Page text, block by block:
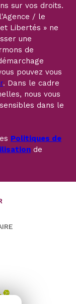
sur vos droits.
/ le
Libertés » ne
une
de
pouvez vous
. Dans le cadre
nous vous
dans le
Politiques de
de